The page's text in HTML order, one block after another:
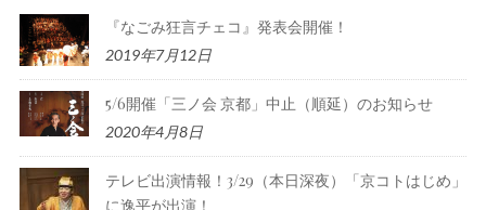
『なごみ狂言チェコ』発表会開催！
2019年7月12日
5/6開催「三ノ会 京都」中止（順延）のお知らせ
2020年4月8日
テレビ出演情報！3/29（本日深夜）「京コトはじめ」
に逸平が出演！